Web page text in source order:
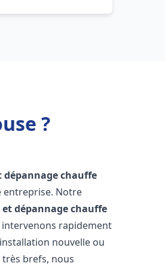
?
chauffe
entreprise. Notre
dépannage chauffe
rapidement
nouvelle ou
brefs, nous